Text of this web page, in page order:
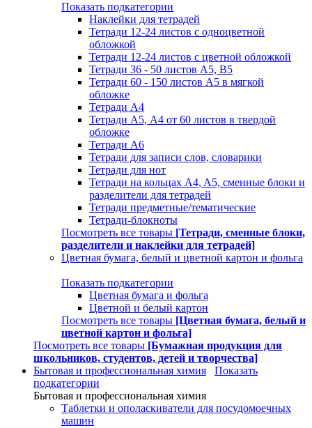
Показать подкатегории
Наклейки для тетрадей
Тетради 12-24 листов с одноцветной
обложкой
Тетради 12-24 листов с цветной обложкой
Тетради 36 - 50 листов A5, B5
Тетради 60 - 150 листов А5 в мягкой
обложке
Тетради А4
Тетради А5, А4 от 60 листов в твердой
обложке
Тетради А6
Тетради для записи слов, словарики
Тетради для нот
Тетради на кольцах A4, A5, сменные блоки и
разделители для тетрадей
Тетради предметные/тематические
Тетради-блокноты
Посмотреть все товары [Тетради, сменные блоки,
разделители и наклейки для тетрадей]
Цветная бумага, белый и цветной картон и фольга
Показать подкатегории
Цветная бумага и фольга
Цветной и белый картон
Посмотреть все товары [Цветная бумага, белый и
цветной картон и фольга]
Посмотреть все товары [Бумажная продукция для
школьников, студентов, детей и творчества]
Бытовая и профессиональная химия
Показать
подкатегории
Бытовая и профессиональная химия
Таблетки и ополаскиватели для посудомоечных
машин